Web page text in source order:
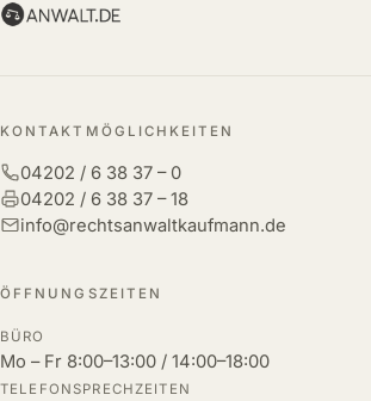
KONTAKTMÖGLICHKEITEN
04202 / 6 38 37 – 0
04202 / 6 38 37 – 18
info@rechtsanwaltkaufmann.de
ÖFFNUNGSZEITEN
BÜRO
Mo – Fr 8:00–13:00 / 14:00–18:00
TELEFONSPRECHZEITEN